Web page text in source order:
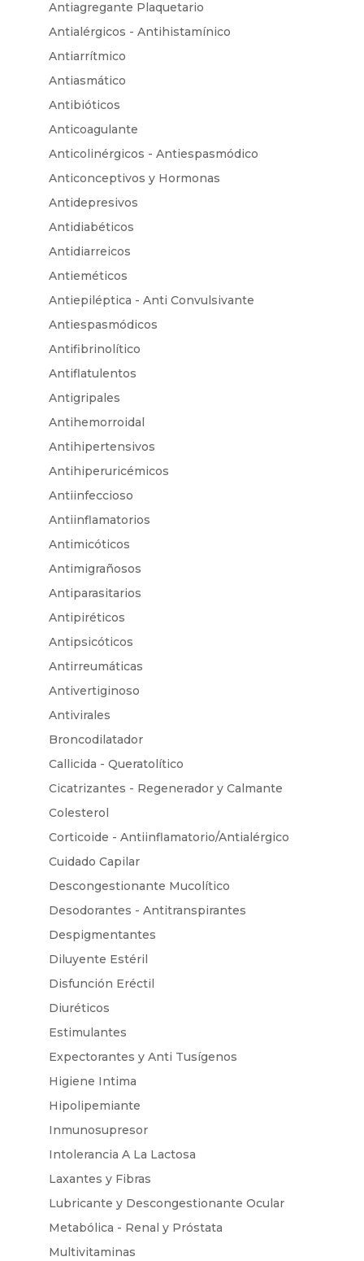
Antiagregante Plaquetario
Antialérgicos - Antihistamínico
Antiarrítmico
Antiasmático
Antibióticos
Anticoagulante
Anticolinérgicos - Antiespasmódico
Anticonceptivos y Hormonas
Antidepresivos
Antidiabéticos
Antidiarreicos
Antieméticos
Antiepiléptica - Anti Convulsivante
Antiespasmódicos
Antifibrinolítico
Antiflatulentos
Antigripales
Antihemorroidal
Antihipertensivos
Antihiperuricémicos
Antiinfeccioso
Antiinflamatorios
Antimicóticos
Antimigrañosos
Antiparasitarios
Antipiréticos
Antipsicóticos
Antirreumáticas
Antivertiginoso
Antivirales
Broncodilatador
Callicida - Queratolítico
Cicatrizantes - Regenerador y Calmante
Colesterol
Corticoide - Antiinflamatorio/Antialérgico
Cuidado Capilar
Descongestionante Mucolítico
Desodorantes - Antitranspirantes
Despigmentantes
Diluyente Estéril
Disfunción Eréctil
Diuréticos
Estimulantes
Expectorantes y Anti Tusígenos
Higiene Intima
Hipolipemiante
Inmunosupresor
Intolerancia A La Lactosa
Laxantes y Fibras
Lubricante y Descongestionante Ocular
Metabólica - Renal y Próstata
Multivitaminas